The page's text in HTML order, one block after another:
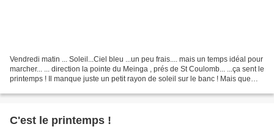
Vendredi matin ... Soleil...Ciel bleu ...un peu frais.... mais un temps idéal pour
marcher... ... direction la pointe du Meinga , prés de St Coulomb... ...ça sent le
printemps ! Il manque juste un petit rayon de soleil sur le banc ! Mais que
C'est le printemps !